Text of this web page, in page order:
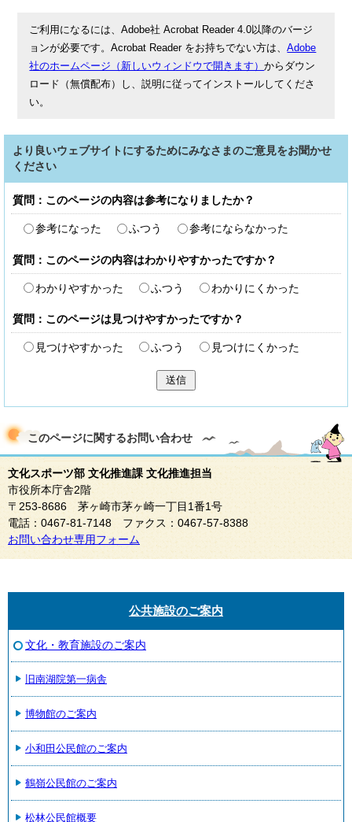
ご利用になるには、Adobe社 Acrobat Reader 4.0以降のバージ
ョンが必要です。Acrobat Reader をお持ちでない方は、Adobe
社のホームページ（新しいウィンドウで開きます）からダウン
ロード（無償配布）し、説明に従ってインストールしてくださ
い。
より良いウェブサイトにするためにみなさまのご意見をお聞かせ
ください
質問：このページの内容は参考になりましたか？
参考になった ふつう 参考にならなかった
質問：このページの内容はわかりやすかったですか？
わかりやすかった ふつう わかりにくかった
質問：このページは見つけやすかったですか？
見つけやすかった ふつう 見つけにくかった
送信
このページに関するお問い合わせ
文化スポーツ部 文化推進課 文化推進担当
市役所本庁舎2階
〒253-8686 茅ヶ崎市茅ヶ崎一丁目1番1号
電話：0467-81-7148 ファクス：0467-57-8388
お問い合わせ専用フォーム
公共施設のご案内
文化・教育施設のご案内
旧南湖院第一病舎
博物館のご案内
小和田公民館のご案内
鶴嶺公民館のご案内
松林公民館概要